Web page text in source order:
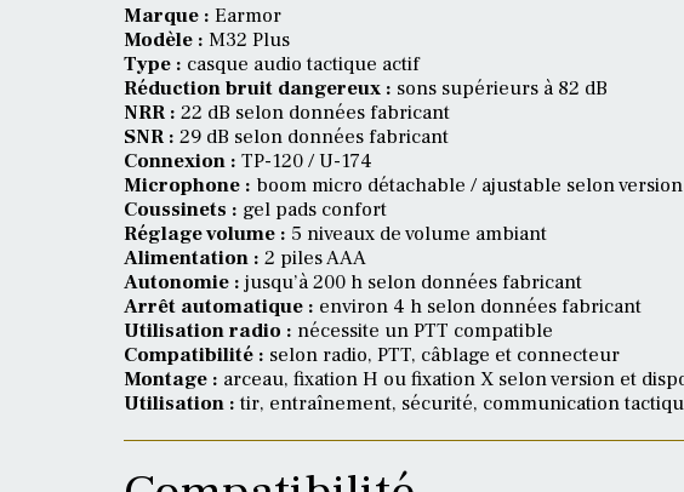
Marque : Earmor
Modèle : M32 Plus
Type : casque audio tactique actif
Réduction bruit dangereux : sons supérieurs à 82 dB
NRR : 22 dB selon données fabricant
SNR : 29 dB selon données fabricant
Connexion : TP-120 / U-174
Microphone : boom micro détachable / ajustable selon version
Coussinets : gel pads confort
Réglage volume : 5 niveaux de volume ambiant
Alimentation : 2 piles AAA
Autonomie : jusqu’à 200 h selon données fabricant
Arrêt automatique : environ 4 h selon données fabricant
Utilisation radio : nécessite un PTT compatible
Compatibilité : selon radio, PTT, câblage et connecteur
Montage : arceau, fixation H ou fixation X selon version et
Utilisation :tir, entraînement, sécurité, communication